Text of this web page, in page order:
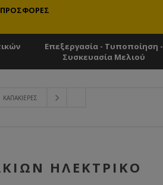
ΠΡΟΣΦΟΡΈΣ
Επεξεργασία - Τυποποίηση -
Συσκευασία Μελιού
ΚΑΠΑΚΙΈΡΕΣ
ΗΛΕΚΤΡΙΚΌ